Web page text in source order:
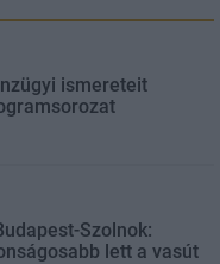
ismereteit
Szolnok:
lett a vasút